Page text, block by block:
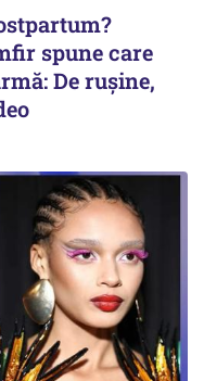
spune care
De rușine,